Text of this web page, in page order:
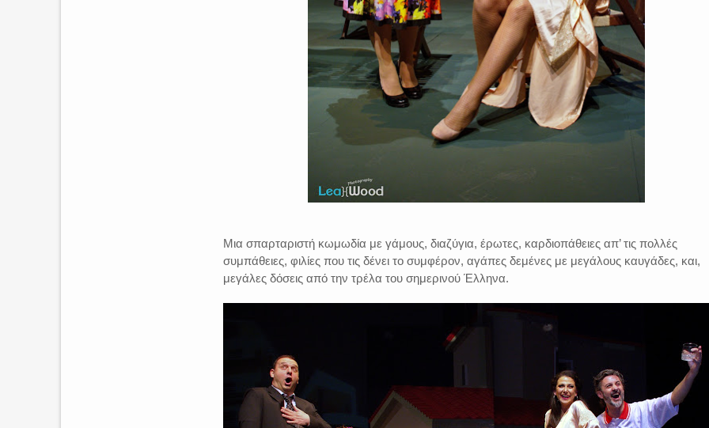
Μια σπαρταριστή κωμωδία με γάμους, διαζύγια, έρωτες, καρδιοπάθειες απ’ τις πολλές
συμπάθειες, φιλίες που τις δένει το συμφέρον, αγάπες δεμένες με μεγάλους καυγάδες, και,
μεγάλες δόσεις από την τρέλα του σημερινού Έλληνα.